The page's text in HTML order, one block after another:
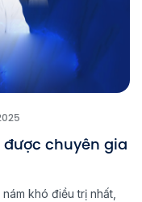
chuyên gia
khó điều trị nhất,